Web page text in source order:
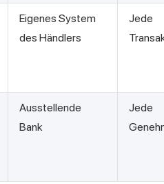
Eigenes System
des Händlers
Jede
Ausstellende
Bank
Jede